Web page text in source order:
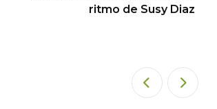
ritmo de Susy Diaz